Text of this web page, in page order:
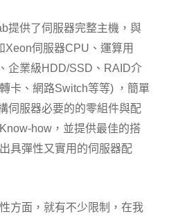
提供了伺服器完整主機，與
Xeon伺服器CPU、運算用
企業級HDD/SSD、RAID介
卡、網路Switch等等) ，簡單
伺服器必要的的零組件與配
how，並提供最佳的搭
具彈性又實用的伺服器配
方面，就有不少限制，在我